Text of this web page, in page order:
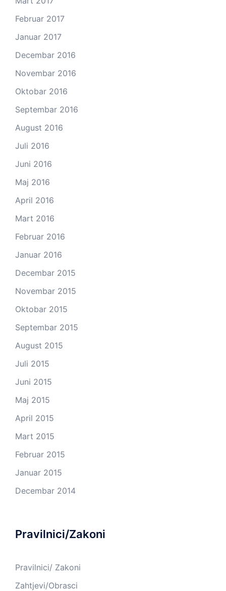
Februar 2017
Januar 2017
Decembar 2016
Novembar 2016
Oktobar 2016
Septembar 2016
August 2016
Juli 2016
Juni 2016
Maj 2016
April 2016
Mart 2016
Februar 2016
Januar 2016
Decembar 2015
Novembar 2015
Oktobar 2015
Septembar 2015
August 2015
Juli 2015
Juni 2015
Maj 2015
April 2015
Mart 2015
Februar 2015
Januar 2015
Decembar 2014
Pravilnici/Zakoni
Pravilnici/ Zakoni
Zahtjevi/Obrasci